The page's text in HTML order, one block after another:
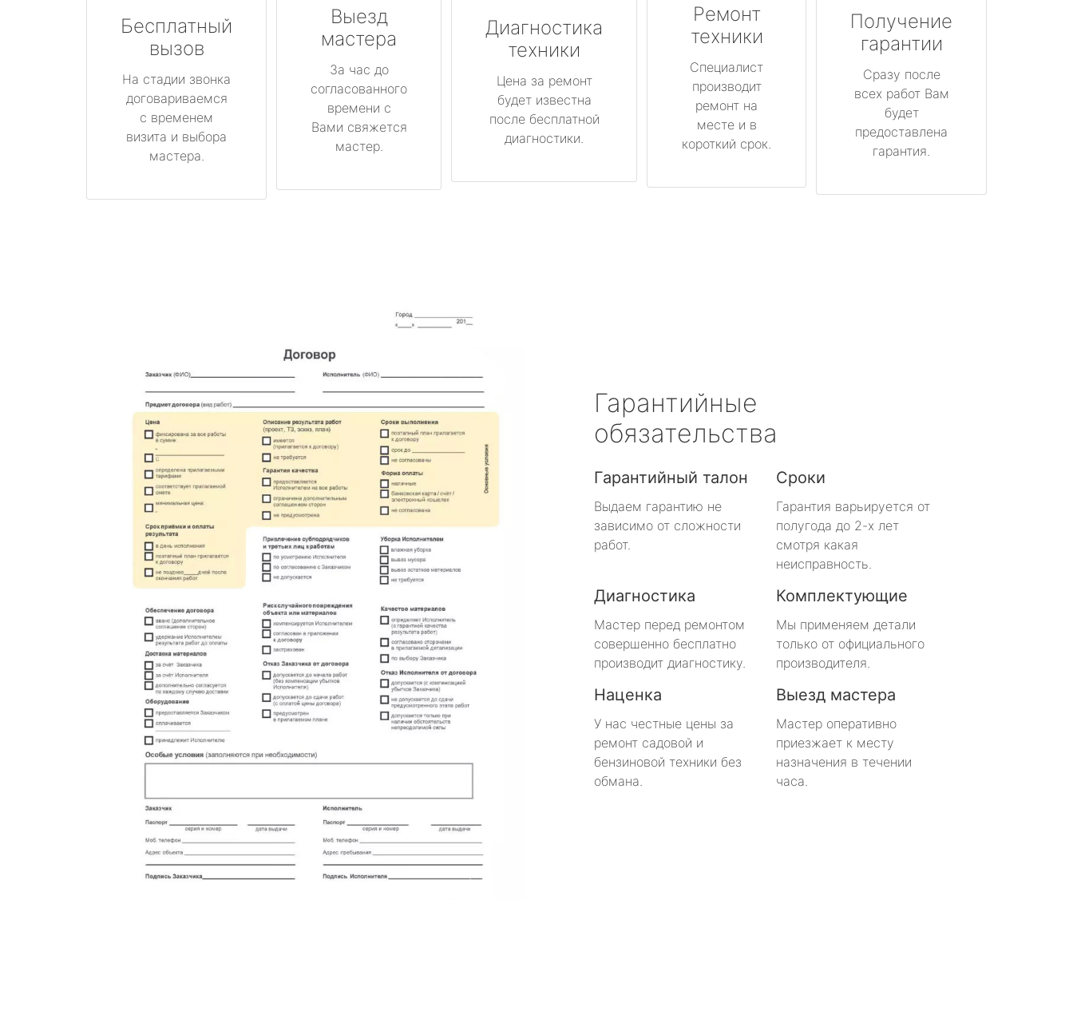
Бесплатный
вызов
На стадии звонка
договариваемся
с временем
визита и выбора
мастера.
Выезд
мастера
За час до
согласованного
времени с
Вами свяжется
мастер.
Диагностика
техники
Цена за ремонт
будет известна
после бесплатной
диагностики.
Ремонт
техники
Специалист
производит
ремонт на
месте и в
короткий срок.
Получение
гарантии
Сразу после
всех работ Вам
будет
предоставлена
гарантия.
Гарантийные
обязательства
Гарантийный талон
Выдаем гарантию не
зависимо от сложности
работ.
Сроки
Гарантия варьируется от
полугода до 2-х лет
смотря какая
неисправность.
Диагностика
Мастер перед ремонтом
совершенно бесплатно
производит диагностику.
Комплектующие
Мы применяем детали
только от официального
производителя.
Наценка
У нас честные цены за
ремонт садовой и
бензиновой техники без
обмана.
Выезд мастера
Мастер оперативно
приезжает к месту
назначения в течении
часа.